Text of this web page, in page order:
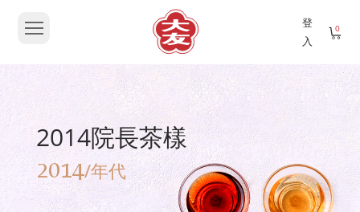
登
入
0
2014院長茶樣
2014/年代